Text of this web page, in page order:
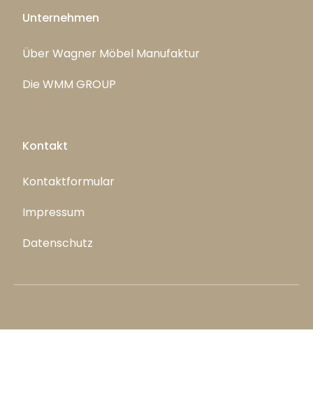
Unternehmen
Über Wagner Möbel Manufaktur
Die WMM GROUP
Kontakt
Kontaktformular
Impressum
Datenschutz